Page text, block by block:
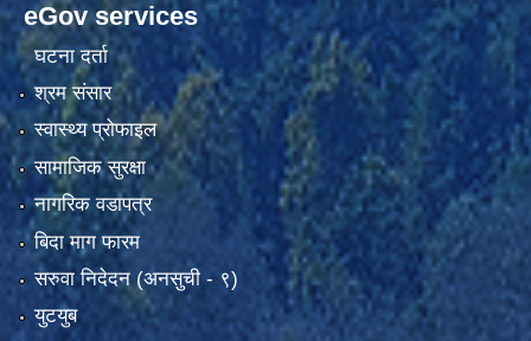
eGov services
घटना दर्ता
श्रम संसार
स्वास्थ्य प्रोफाइल
सामाजिक सुरक्षा
नागरिक वडापत्र
बिदा माग फारम
सरुवा निदेदन (अनसुची - ९)
युटयुब